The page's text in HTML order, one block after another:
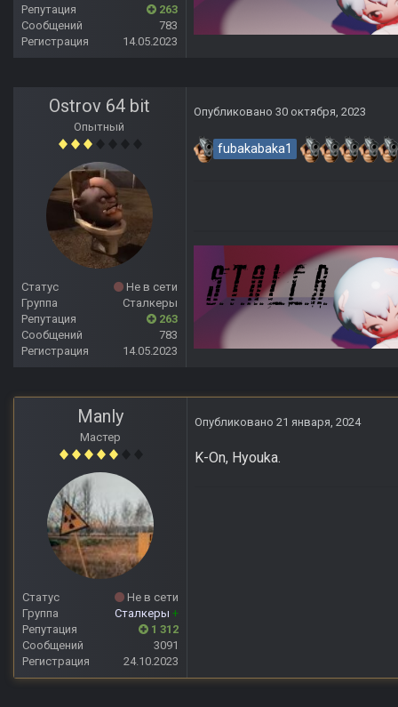
Репутация
263
Сообщений
783
Регистрация
14.05.2023
Ostrov 64 bit
Опытный
Статус
Не в сети
Группа
Сталкеры
Репутация
263
Сообщений
783
Регистрация
14.05.2023
Опубликовано 30 октября, 2023
fubakabaka1
Manly
Мастер
Статус
Не в сети
Группа
Сталкеры +
Репутация
1 312
Сообщений
3091
Регистрация
24.10.2023
Опубликовано 21 января, 2024
K-On, Hyouka.